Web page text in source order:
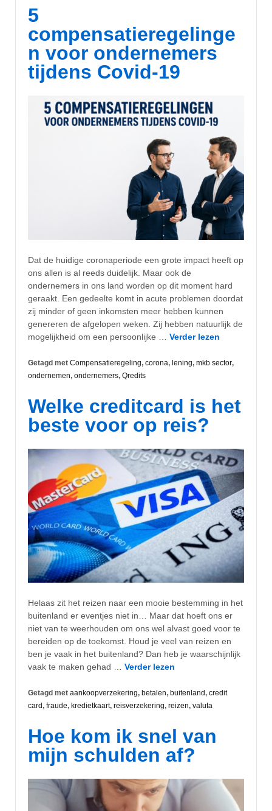
5
compensatieregelinge
n voor ondernemers
tijdens Covid-19
Dat de huidige coronaperiode een grote impact heeft op
ons allen is al reeds duidelijk. Maar ook de
ondernemers in ons land worden op dit moment hard
geraakt. Een gedeelte komt in acute problemen doordat
zij minder of geen inkomsten meer hebben kunnen
genereren de afgelopen weken. Zij hebben natuurlijk de
mogelijkheid om een persoonlijke … Verder lezen
Getagd met Compensatieregeling, corona, lening, mkb sector,
ondernemen, ondernemers, Qredits
Welke creditcard is het
beste voor op reis?
Helaas zit het reizen naar een mooie bestemming in het
buitenland er eventjes niet in… Maar dat hoeft ons er
niet van te weerhouden om ons wel alvast goed voor te
bereiden op de toekomst. Houd je veel van reizen en
ben je vaak in het buitenland? Dan heb je waarschijnlijk
vaak te maken gehad … Verder lezen
Getagd met aankoopverzekering, betalen, buitenland, credit
card, fraude, kredietkaart, reisverzekering, reizen, valuta
Hoe kom ik snel van
mijn schulden af?